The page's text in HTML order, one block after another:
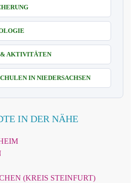
& AKTIVITÄTEN
IN NIEDERSACHSEN
IN DER NÄHE
(KREIS STEINFURT)